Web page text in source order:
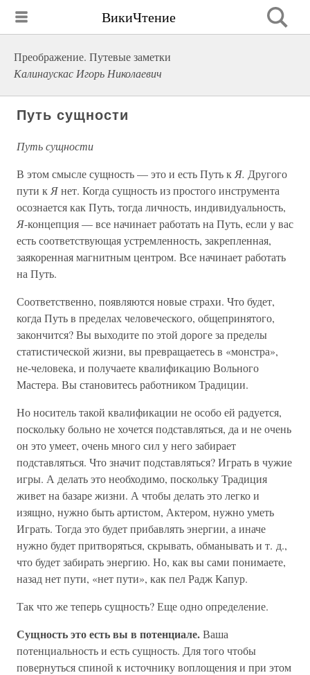
ВикиЧтение
Преображение. Путевые заметки
Калинаускас Игорь Николаевич
Путь сущности
Путь сущности
В этом смысле сущность — это и есть Путь к Я. Другого
пути к Янет. Когда сущность из простого инструмента
осознается как Путь, тогда личность, индивидуальность,
Я-концепция — все начинает работать на Путь, если у вас
есть соответствующая устремленность, закрепленная,
заякоренная магнитным центром. Все начинает работать
на Путь.
Соответственно, появляются новые страхи. Что будет,
когда Путь в пределах человеческого, общепринятого,
закончится? Вы выходите по этой дороге за пределы
статистической жизни, вы превращаетесь в «монстра»,
не-человека, и получаете квалификацию Вольного
Мастера. Вы становитесь работником Традиции.
Но носитель такой квалификации не особо ей радуется,
поскольку больно не хочется подставляться, да и не очень
он это умеет, очень много сил у него забирает
подставляться. Что значит подставляться? Играть в чужие
игры. А делать это необходимо, поскольку Традиция
живет на базаре жизни. А чтобы делать это легко и
изящно, нужно быть артистом, Актером, нужно уметь
Играть. Тогда это будет прибавлять энергии, а иначе
нужно будет притворяться, скрывать, обманывать и т. д.,
что будет забирать энергию. Но, как вы сами понимаете,
назад нет пути, «нет пути», как пел Радж Капур.
Так что же теперь сущность? Еще одно определение.
Сущность это есть вы в потенциале.Ваша
потенциальность и есть сущность. Для того чтобы
повернуться спиной к источнику воплощения и при этом